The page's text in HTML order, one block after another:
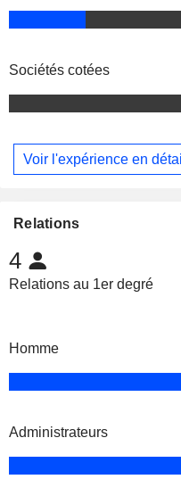
Sociétés cotées
Voir l'expérience en
Relations
4
Relations au 1er degré
Homme
Administrateurs